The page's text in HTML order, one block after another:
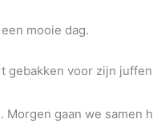
mooie dag.
gebakken voor zijn
Morgen gaan we samen